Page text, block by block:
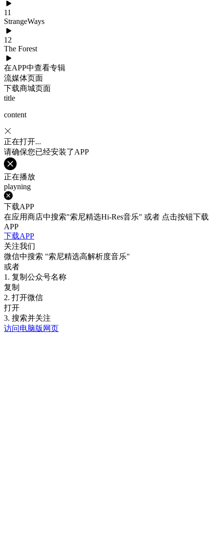
11
StrangeWays
12
The Forest
在APP中查看专辑
流媒体页面
下载商城页面
title
content
正在打开...
请确保您已经安装了APP
正在播放
playning
下载APP
在应用商店中搜索"索尼精选Hi-Res音乐" 或者 点击按钮下载
APP
下载APP
关注我们
微信中搜索 "索尼精选高解析度音乐"
或者
1. 复制公众号名称
复制
2. 打开微信
打开
3. 搜索并关注
访问电脑版网页